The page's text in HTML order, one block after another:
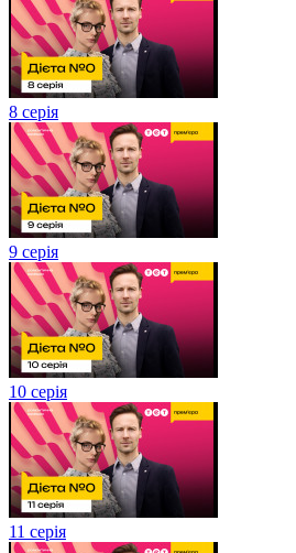
8 серія
9 серія
10 серія
11 серія